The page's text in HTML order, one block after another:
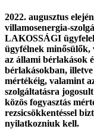
2022. augusztus
villamosenergia-
LAKOSSÁGI
ügyfélnek
az állami bérlakások
bérlakásokban,
mértékéig, valamint
szolgáltatásra
közös fogyasztás
rezsicsökkentéssel
nyilatkozniuk kell.